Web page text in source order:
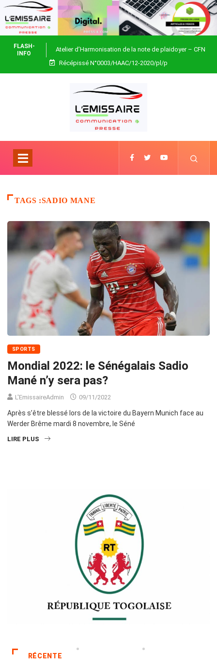
FLASH-
INFO
Atelier d’Harmonisation de la note de plaidoyer – CFN
Togo
Récépissé N°0003/HAAC/12-2020/pl/p
TAGS :SADIO MANE
SPORTS
Mondial 2022: le Sénégalais Sadio
Mané n’y sera pas?
L'EmissaireAdmin 09/11/2022
Après s’être blessé lors de la victoire du Bayern Munich face au
Werder Brême mardi 8 novembre, le Séné
LIRE PLUS
RÉCENTE